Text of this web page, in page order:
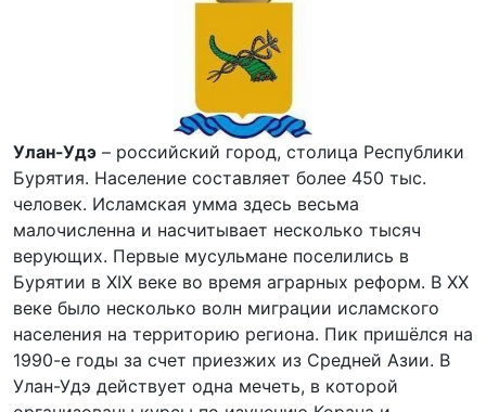
Улан-Удэ – российский город, столица Республики
Бурятия. Население составляет более 450 тыс.
человек. Исламская умма здесь весьма
малочисленна и насчитывает несколько тысяч
верующих. Первые мусульмане поселились в
Бурятии в XIX веке во время аграрных реформ. В XX
веке было несколько волн миграции исламского
населения на территорию региона. Пик пришёлся на
1990-е годы за счет приезжих из Средней Азии. В
Улан-Удэ действует одна мечеть, в которой